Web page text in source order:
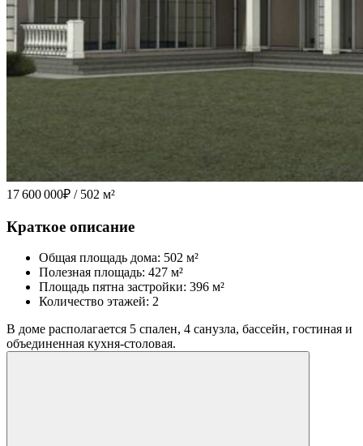
17 600 000₽ / 502 м²
Краткое описание
Общая площадь дома: 502 м²
Полезная площадь: 427 м²
Площадь пятна застройки: 396 м²
Количество этажей: 2
В доме располагается 5 спален, 4 санузла, бассейн, гостиная и
объединенная кухня-столовая.